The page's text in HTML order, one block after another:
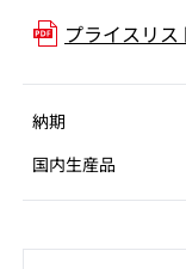
プライスリス
納期
国内生産品